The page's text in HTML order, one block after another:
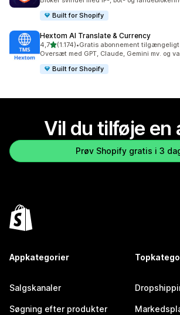
Built for Shopify
Hextom AI Translate & Currency
4,7ud af 5 stjerner
(1.174)
1174 anmeldelser i alt
•Gratis abonnement tilgængeligt
Oversæt med GPT, Claude, Gemini mv. og
Built for Shopify
Vil du tilføje en
Prøv Shopify gratis i 3
Appkategorier
Salgskanaler
Søgning efter produkter